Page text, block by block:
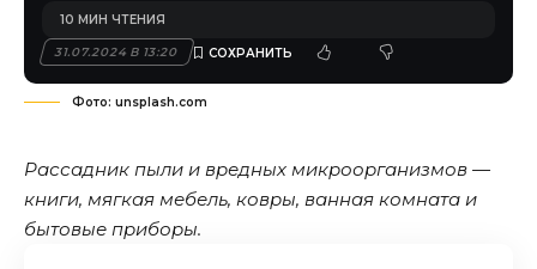
31.07.2024 В 13:20
10 МИН ЧТЕНИЯ
Фото: unsplash.com
Рассадник пыли и вредных микроорганизмов —
книги, мягкая мебель, ковры, ванная комната и
бытовые приборы.